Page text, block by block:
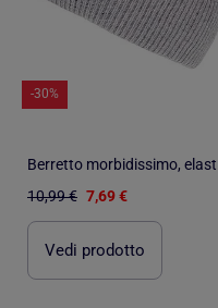
-30%
10,99 € 7,69 €
Vedi prodotto